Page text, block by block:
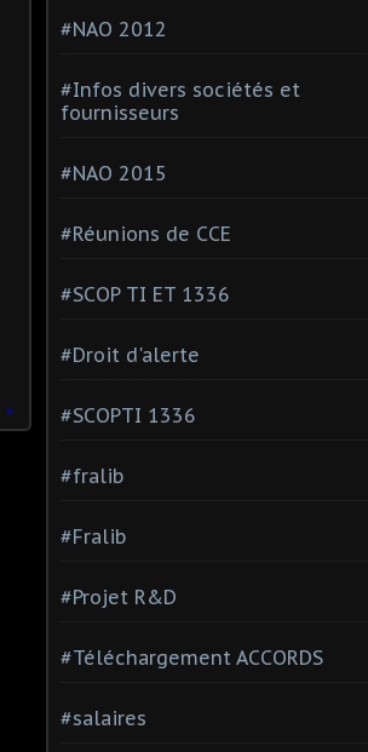
#NAO 2012
#Infos divers sociétés et
fournisseurs
#NAO 2015
#Réunions de CCE
#SCOP TI ET 1336
#Droit d'alerte
#SCOPTI 1336
#fralib
#Fralib
#Projet R&D
#Téléchargement ACCORDS
#salaires